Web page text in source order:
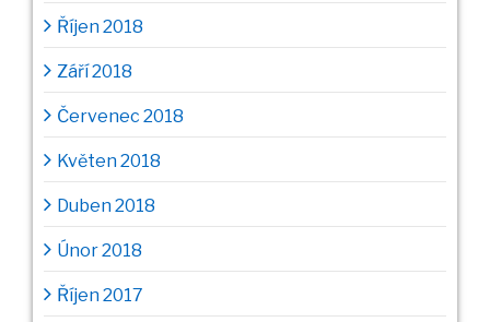
Říjen 2018
Září 2018
Červenec 2018
Květen 2018
Duben 2018
Únor 2018
Říjen 2017